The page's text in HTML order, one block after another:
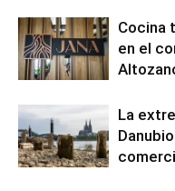
Cocina
en el
La